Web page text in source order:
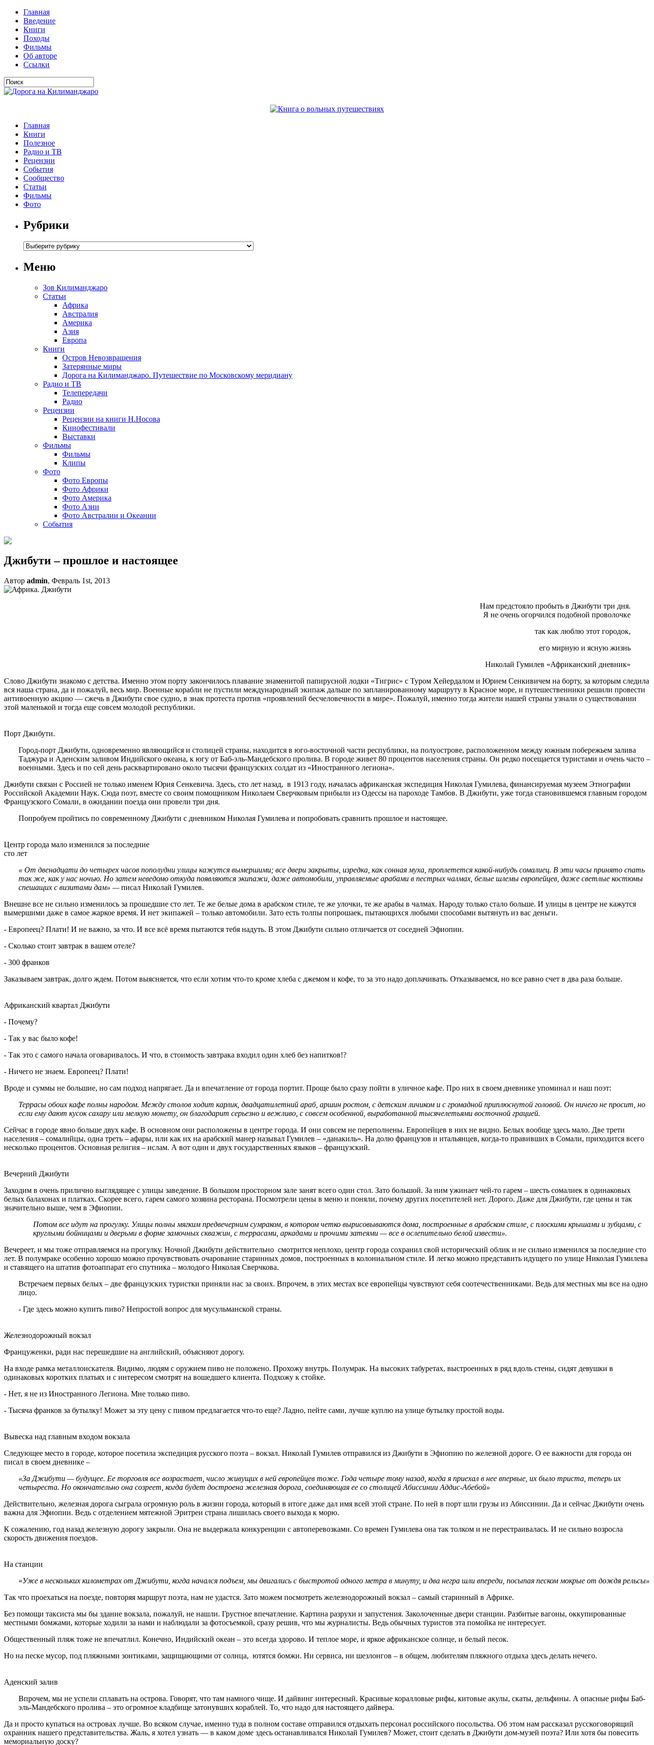
Главная
Введение
Книги
Походы
Фильмы
Об авторе
Ссылки
Главная
Книги
Полезное
Радио и ТВ
Рецензии
События
Сообщество
Статьи
Фильмы
Фото
Рубрики
Меню
Зов Килиманджаро
Статьи
Африка
Австралия
Америка
Азия
Европа
Книги
Остров Невозвращения
Затерянные миры
Дорога на Килиманджаро. Путешествие по Московскому меридиану
Радио и ТВ
Телепередачи
Радио
Рецензии
Рецензии на книги Н.Носова
Кинофестивали
Выставки
Фильмы
Фильмы
Клипы
Фото
Фото Европы
Фото Африки
Фото Америка
Фото Азии
Фото Австралии и Океании
События
Джибути – прошлое и настоящее
Автор admin, Февраль 1st, 2013
Нам предстояло пробыть в Джибути три дня.
Я не очень огорчился подобной проволочке
так как люблю этот городок,
его мирную и ясную жизнь
Николай Гумилев «Африканский дневник»
Слово Джибути знакомо с детства. Именно этом порту закончилось плавание знаменитой папирусной лодки «Тигрис» с Туром Хейердалом и Юрием Сенкивичем на борту, за которым следила
вся наша страна, да и пожалуй, весь мир. Военные корабли не пустили международный экипаж дальше по запланированному маршруту в Красное море, и путешественники решили провести
антивоенную акцию — сжечь в Джибути свое судно, в знак протеста против «проявлений бесчеловечности в мире». Пожалуй, именно тогда жители нашей страны узнали о существовании
этой маленькой и тогда еще совсем молодой республики.
Порт Джибути.
Город-порт Джибути, одновременно являющийся и столицей страны, находится в юго-восточной части республики, на полуострове, расположенном между южным побережьем залива
Таджура и Аденским заливом Индийского океана, к югу от Баб-эль-Мандебского пролива. В городе живет 80 процентов населения страны. Он редко посещается туристами и очень часто –
военными. Здесь и по сей день расквартировано около тысячи французских солдат из «Иностранного легиона».
Джибути связан с Россией не только именем Юрия Сенкевича. Здесь, сто лет назад, в 1913 году, началась африканская экспедиция Николая Гумилева, финансируемая музеем Этнографии
Российской Академии Наук. Сюда поэт, вместе со своим помощником Николаем Сверчковым прибыли из Одессы на пароходе Тамбов. В Джибути, уже тогда становившемся главным городом
Французского Сомали, в ожидании поезда они провели три дня.
Попробуем пройтись по современному Джибути с дневником Николая Гумилева и попробовать сравнить прошлое и настоящее.
Центр города мало изменился за последние
сто лет
« От двенадцати до четырех часов пополудни улицы кажутся вымершими; все двери закрыты, изредка, как сонная муха, проплетется какой-нибудь сомалиец. В эти часы принято спать
так же, как у нас ночью. Но затем неведомо откуда появляются экипажи, даже автомобили, управляемые арабами в пестрых чалмах, белые шлемы европейцев, даже светлые костюмы
спешащих с визитами дам» —писал Николай Гумилев.
Внешне все не сильно изменилось за прошедшие сто лет. Те же белые дома в арабском стиле, те же улочки, те же арабы в чалмах. Народу только стало больше. И улицы в центре не кажутся
вымершими даже в самое жаркое время. И нет экипажей – только автомобили. Зато есть толпы попрошаек, пытающихся любыми способами вытянуть из вас деньги.
- Европеец? Плати! И не важно, за что. И все всё время пытаются тебя надуть. В этом Джибути сильно отличается от соседней Эфиопии.
- Сколько стоит завтрак в вашем отеле?
- 300 франков
Заказываем завтрак, долго ждем. Потом выясняется, что если хотим что-то кроме хлеба с джемом и кофе, то за это надо доплачивать. Отказываемся, но все равно счет в два раза больше.
Африканский квартал Джибути
- Почему?
- Так у вас было кофе!
- Так это с самого начала оговаривалось. И что, в стоимость завтрака входил один хлеб без напитков!?
- Ничего не знаем. Европеец? Плати!
Вроде и суммы не большие, но сам подход напрягает. Да и впечатление от города портит. Проще было сразу пойти в уличное кафе. Про них в своем дневнике упоминал и наш поэт:
Террасы обоих кафе полны народом. Между столов ходит карлик, двадцатилетний араб, аршин ростом, с детским личиком и с громадной приплюснутой головой. Он ничего не просит, но
если ему дают кусок сахару или мелкую монету, он благодарит серьезно и вежливо, с совсем особенной, выработанной тысячелетьями восточной грацией.
Сейчас в городе явно больше двух кафе. В основном они расположены в центре города. И они совсем не переполнены. Европейцев в них не видно. Белых вообще здесь мало. Две трети
населения – сомалийцы, одна треть – афары, или как их на арабский манер называл Гумилев – «данакиль». На долю французов и итальянцев, когда-то правивших в Сомали, приходится всего
несколько процентов. Основная религия – ислам. А вот один и двух государственных языков – французский.
Вечерний Джибути
Заходим в очень прилично выглядящее с улицы заведение. В большом просторном зале занят всего один стол. Зато большой. За ним ужинает чей-то гарем – шесть сомалиек в одинаковых
белых балахонах и платках. Скорее всего, гарем самого хозяина ресторана. Посмотрели цены в меню и поняли, почему других посетителей нет. Дорого. Даже для Джибути, где цены и так
значительно выше, чем в Эфиопии.
Потом все идут на прогулку. Улицы полны мягким предвечерним сумраком, в котором четко вырисовываются дома, построенные в арабском стиле, с плоскими крышами и зубцами, с
круглыми бойницами и дверьми в форме замочных скважин, с террасами, аркадами и прочими затеями — все в ослепительно белой извести».
Вечереет, и мы тоже отправляемся на прогулку. Ночной Джибути действительно смотрится неплохо, центр города сохранил свой исторический облик и не сильно изменился за последние сто
лет. В полумраке особенно хорошо можно прочувствовать очарование старинных домов, построенных в колониальном стиле. И легко можно представить идущего по улице Николая Гумилева
и ставящего на штатив фотоаппарат его спутника – молодого Николая Сверчкова.
Встречаем первых белых – две французских туристки приняли нас за своих. Впрочем, в этих местах все европейцы чувствуют себя соотечественниками. Ведь для местных мы все на одно
лицо.
- Где здесь можно купить пиво? Непростой вопрос для мусульманской страны.
Железнодорожный вокзал
Француженки, ради нас перешедшие на английский, объясняют дорогу.
На входе рамка металлоискателя. Видимо, людям с оружием пиво не положено. Прохожу внутрь. Полумрак. На высоких табуретах, выстроенных в ряд вдоль стены, сидят девушки в
одинаковых коротких платьях и с интересом смотрят на вошедшего клиента. Подхожу к стойке.
- Нет, я не из Иностранного Легиона. Мне только пиво.
- Тысяча франков за бутылку! Может за эту цену с пивом предлагается что-то еще? Ладно, пейте сами, лучше куплю на улице бутылку простой воды.
Вывеска над главным входом вокзала
Следующее место в городе, которое посетила экспедиция русского поэта – вокзал. Николай Гумилев отправился из Джибути в Эфиопию по железной дороге. О ее важности для города он
писал в своем дневнике –
«За Джибути — будущее. Ее торговля все возрастает, число живущих в ней европейцев тоже. Года четыре тому назад, когда я приехал в нее впервые, их было триста, теперь их
четыреста. Но окончательно она созреет, когда будет достроена железная дорога, соединяющая ее со столицей Абиссинии Аддис-Абебой»
Действительно, железная дорога сыграла огромную роль в жизни города, который в итоге даже дал имя всей этой стране. По ней в порт шли грузы из Абиссинии. Да и сейчас Джибути очень
важна для Эфиопии. Ведь с отделением мятежной Эритреи страна лишилась своего выхода к морю.
К сожалению, год назад железную дорогу закрыли. Она не выдержала конкуренции с автоперевозками. Со времен Гумилева она так толком и не перестраивалась. И не сильно возросла
скорость движения поездов.
На станции
«Уже в нескольких километрах от Джибути, когда начался подъем, мы двигались с быстротой одного метра в минуту, и два негра шли впереди, посыпая песком мокрые от дождя рельсы»
Так что проехаться на поезде, повторяя маршрут поэта, нам не удастся. Зато можем посмотреть железнодорожный вокзал – самый старинный в Африке.
Без помощи таксиста мы бы здание вокзала, пожалуй, не нашли. Грустное впечатление. Картина разрухи и запустения. Заколоченные двери станции. Разбитые вагоны, оккупированные
местными бомжами, которые ходили за нами и наблюдали за фотосъемкой, сразу решив, что мы журналисты. Ведь обычных туристов эта помойка не интересует.
Общественный пляж тоже не впечатлил. Конечно, Индийский океан – это всегда здорово. И теплое море, и яркое африканское солнце, и белый песок.
Но на песке мусор, под пляжными зонтиками, защищающими от солнца, ютятся бомжи. Ни сервиса, ни шезлонгов – в общем, любителям пляжного отдыха здесь делать нечего.
Аденский залив
Впрочем, мы не успели сплавать на острова. Говорят, что там намного чище. И дайвинг интересный. Красивые коралловые рифы, китовые акулы, скаты, дельфины. А опасные рифы Баб-
эль-Мандебского пролива – это огромное кладбище затонувших кораблей. То, что надо для настоящего дайвера.
Да и просто купаться на островах лучше. Во всяком случае, именно туда в полном составе отправился отдыхать персонал российского посольства. Об этом нам рассказал русскоговорящий
охранник нашего представительства. Жаль, я хотел узнать — в каком доме здесь останавливался Николай Гумилев? Может, стоит сделать в Джибути дом-музей поэта? Или хотя бы повесить
мемориальную доску?